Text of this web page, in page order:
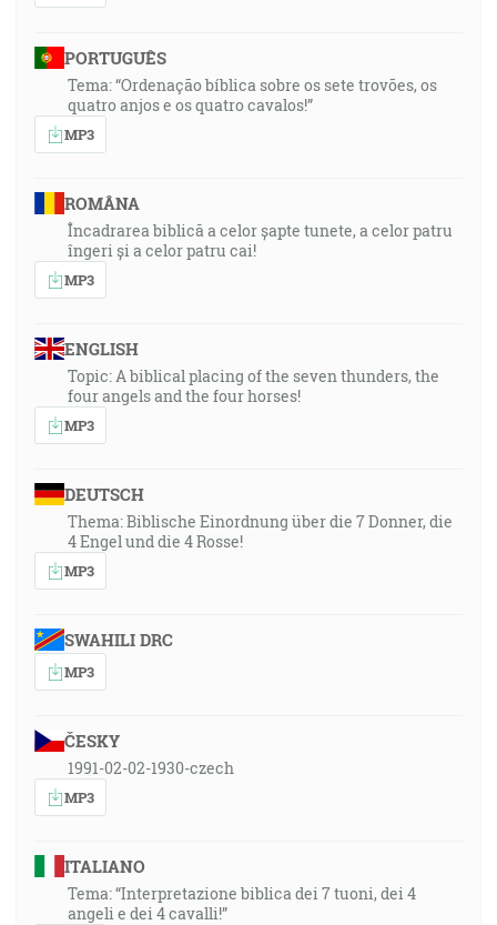
PORTUGUÊS
Tema: “Ordenação bíblica sobre os sete trovões, os
quatro anjos e os quatro cavalos!”
MP3
ROMÂNA
Încadrarea biblică a celor șapte tunete, a celor patru
îngeri și a celor patru cai!
MP3
ENGLISH
Topic: A biblical placing of the seven thunders, the
four angels and the four horses!
MP3
DEUTSCH
Thema: Biblische Einordnung über die 7 Donner, die
4 Engel und die 4 Rosse!
MP3
SWAHILI DRC
MP3
ČESKY
1991-02-02-1930-czech
MP3
ITALIANO
Tema: “Interpretazione biblica dei 7 tuoni, dei 4
angeli e dei 4 cavalli!”